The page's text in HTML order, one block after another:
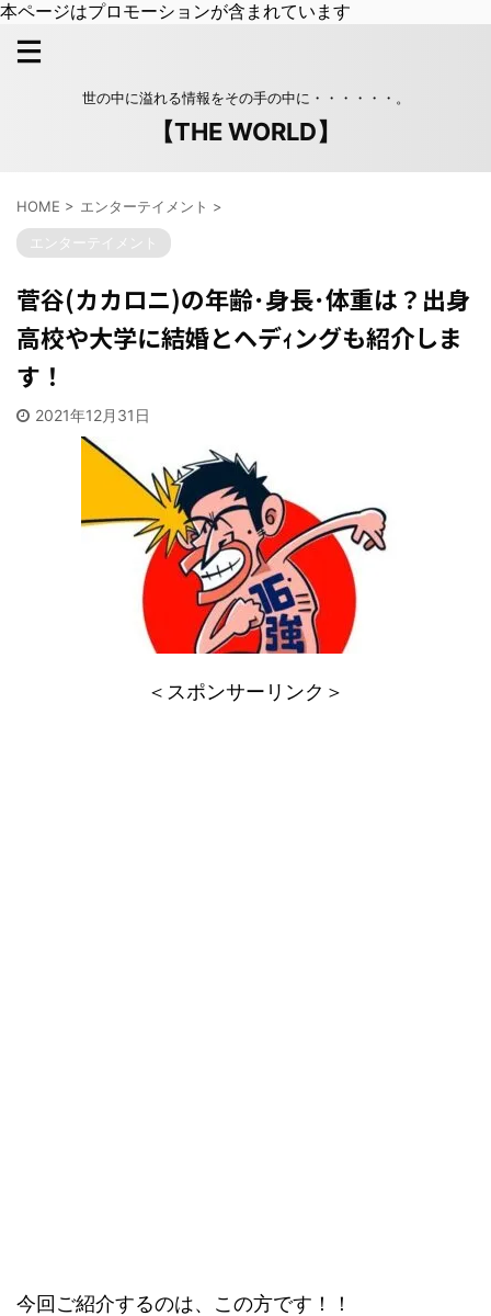
本ページはプロモーションが含まれています
世の中に溢れる情報をその手の中に・・・・・・。
【THE WORLD】
HOME > エンターテイメント >
エンターテイメント
菅谷(カカロニ)の年齢･身長･体重は？出身
高校や大学に結婚とヘデｨングも紹介しま
す！
2021年12月31日
＜スポンサーリンク＞
今回ご紹介するのは、この方です！！